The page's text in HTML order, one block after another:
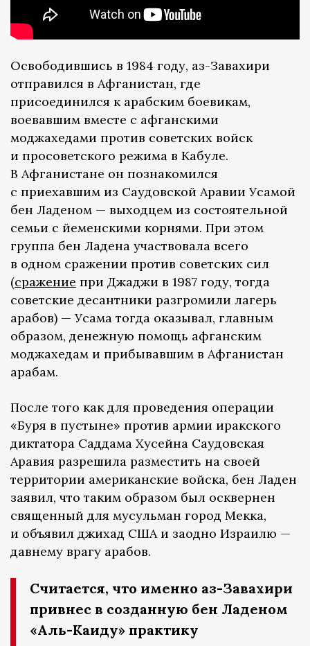
Освободившись в 1984 году, аз-Завахири
отправился в Афганистан, где
присоединился к арабским боевикам,
воевавшим вместе с афганскими
моджахедами против советских войск
и просоветского режима в Кабуле.
В Афганистане он познакомился
с приехавшим из Саудовской Аравии Усамой
бен Ладеном — выходцем из состоятельной
семьи с йеменскими корнями. При этом
группа бен Ладена участвовала всего
в одном сражении против советских сил
(сражение при Джаджи в 1987 году, тогда
советские десантники разгромили лагерь
арабов) — Усама тогда оказывал, главным
образом, денежную помощь афганским
моджахедам и прибывавшим в Афганистан
арабам.
После того как для проведения операции
«Буря в пустыне» против армии иракского
диктатора Саддама Хусейна Саудовская
Аравия разрешила разместить на своей
территории американские войска, бен Ладен
заявил, что таким образом был осквернен
священный для мусульман город Мекка,
и объявил джихад США и заодно Израилю —
давнему врагу арабов.
Считается, что именно аз-Завахири
привнес в созданную бен Ладеном
«Аль-Каиду» практику